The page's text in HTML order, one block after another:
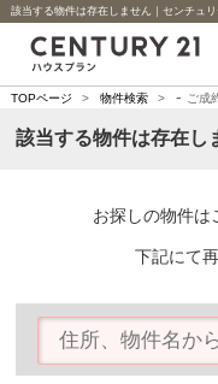
該当する物件は存在しません｜センチュ
TOPページ > 物件検索 > - ご成
該当する物件は存在し
お探しの物件は
下記にて